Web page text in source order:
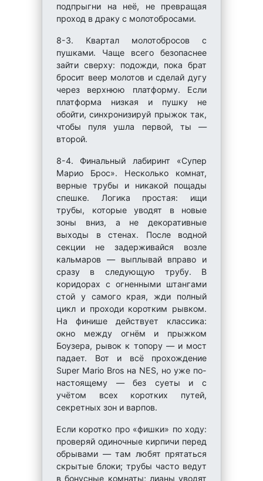
подпрыгни на неё, не превращая
проход в драку с молотобросами.
8-3. Квартал молотобросов с
пушками. Чаще всего безопаснее
зайти сверху: подожди, пока брат
бросит веер молотов и сделай дугу
через верхнюю платформу. Если
платформа низкая и пушку не
обойти, синхронизируй прыжок так,
чтобы пуля ушла первой, ты —
второй.
8-4. Финальный лабиринт «Супер
Марио Брос». Несколько комнат,
верные трубы и никакой пощады
спешке. Логика простая: ищи
трубы, которые уводят в новые
зоны вниз, а не декоративные
выходы в стенах. После водной
секции не задерживайся возле
кальмаров — выплывай вправо и
сразу в следующую трубу. В
коридорах с огненными штангами
стой у самого края, жди полный
цикл и проходи коротким рывком.
На финише действует классика:
окно между огнём и прыжком
Боузера, рывок к топору — и мост
падает. Вот и всё прохождение
Super Mario Bros на NES, но уже по-
настоящему — без суеты и с
учётом всех коротких путей,
секретных зон и варпов.
Если коротко про «фишки» по ходу:
проверяй одиночные кирпичи перед
обрывами — там любят прятаться
скрытые блоки; трубы часто ведут
в бонусные комнаты; лианы уводят